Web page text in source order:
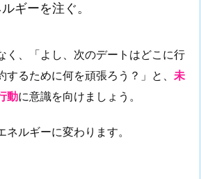
ギーを注ぐ。
く、「よし、次のデートはどこに行
するために何を頑張ろう？」と、 未
動に意識を向けましょう。
ルギーに変わります。